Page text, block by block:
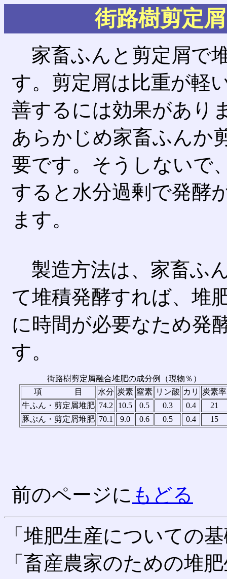
街路樹剪定
家畜ふんと剪定屑で
す。剪定屑は比重が軽
善するには効果があり
あらかじめ家畜ふんか
要です。そうしないで
すると水分過剰で発酵
ます。
製造方法は、家畜ふ
て堆積発酵すれば、堆
に時間が必要なため発
す。
街路樹剪定屑融合堆肥の成分例（現物％）
項 目
水分 炭素 窒素 リン酸 カリ
炭素率
牛ふん・剪定屑堆肥 74.2 10.5 0.5 0.3 0.4
21
豚ぷん・剪定屑堆肥 70.1 9.0 0.6 0.5 0.4 15
前のページに もどる
「堆肥生産についての
「畜産農家のための堆